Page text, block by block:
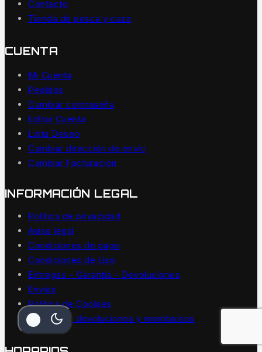
Contacto
Tienda de pesca y caza
CUENTA
Mi Cuenta
Pedidos
Cambiar contraseña
Editar Cuenta
Lista Deseo
Cambiar dirección de envío
Cambiar Facturación
INFORMACIÓN LEGAL
Política de privacidad
Aviso legal
Condiciones de pago
Condiciones de Uso
Entregas – Garantía – Devoluciones
Envíos
Política de Cookies
Política de devoluciones y reembolsos